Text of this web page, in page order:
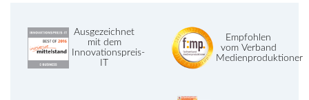
Ausgezeichnet
mit dem
Innovationspreis-
IT
Empfohlen
vom Verband
Medienproduktioner